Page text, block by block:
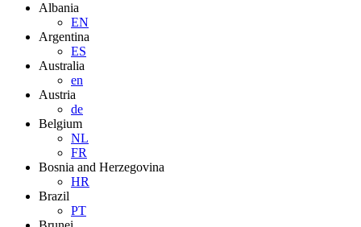
Albania
EN
Argentina
ES
Australia
en
Austria
de
Belgium
NL
FR
Bosnia and Herzegovina
HR
Brazil
PT